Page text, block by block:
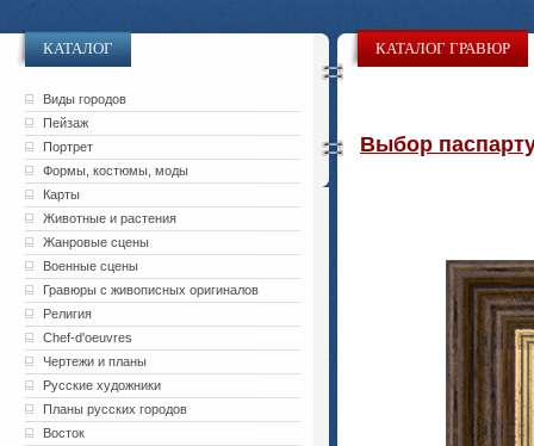
КАТАЛОГ
Виды городов
Пейзаж
Портрет
Формы, костюмы, моды
Карты
Животные и растения
Жанровые сцены
Военные сцены
Гравюры с живописных оригиналов
Религия
Chef-d'oeuvres
Чертежи и планы
Русские художники
Планы русских городов
Восток
КАТАЛОГ ГРАВЮР
Выбор